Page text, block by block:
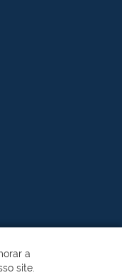
a
site.